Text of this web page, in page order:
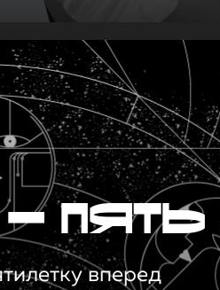
пять
вперед